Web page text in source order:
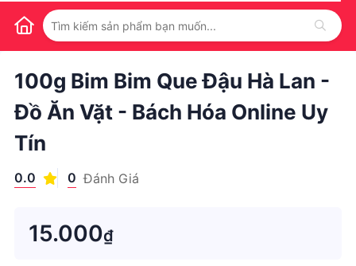
1 / 1
100g Bim Bim Que Đậu Hà Lan -
Đồ Ăn Vặt - Bách Hóa Online Uy
Tín
0.0 0 Đánh Giá
15.000₫